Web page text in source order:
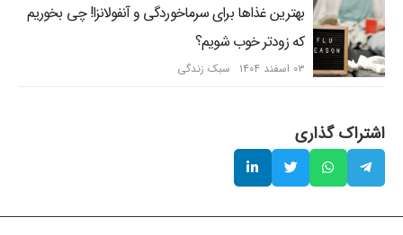
بهترین غذاها برای سرماخوردگی و آنفولانزا! چی بخوریم
که زودتر خوب شویم؟
۰۳ اسفند ۱۴۰۴ سبک زندگی
اشتراک گذاری